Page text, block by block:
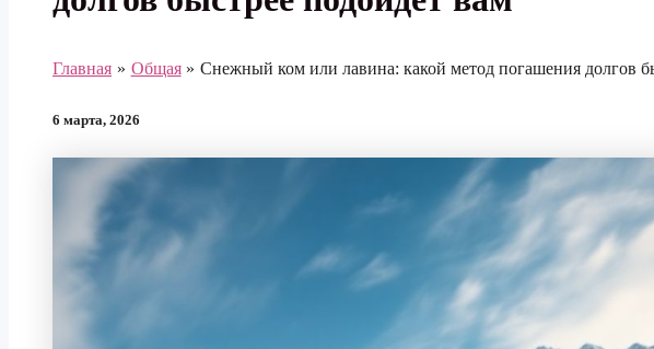
Главная Общая Снежный ком или лавина: какой метод погашения долгов
6 марта, 2026